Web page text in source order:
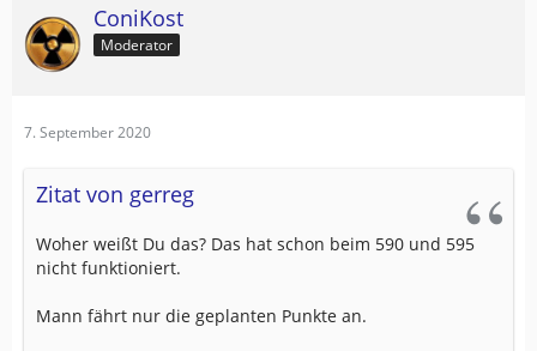
ConiKost
Moderator
7. September 2020
Zitat von gerreg
Woher weißt Du das? Das hat schon beim 590 und 595
nicht funktioniert.
Mann fährt nur die geplanten Punkte an.